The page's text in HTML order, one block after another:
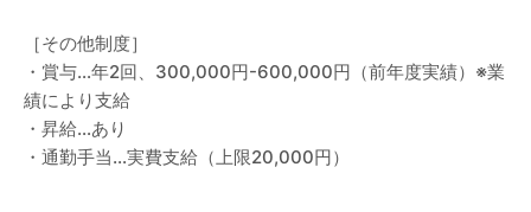
［その他制度］
・賞与…年2回、300,000円-600,000円（前年度実績）※業
績により支給
・昇給…あり
・通勤手当…実費支給（上限20,000円）